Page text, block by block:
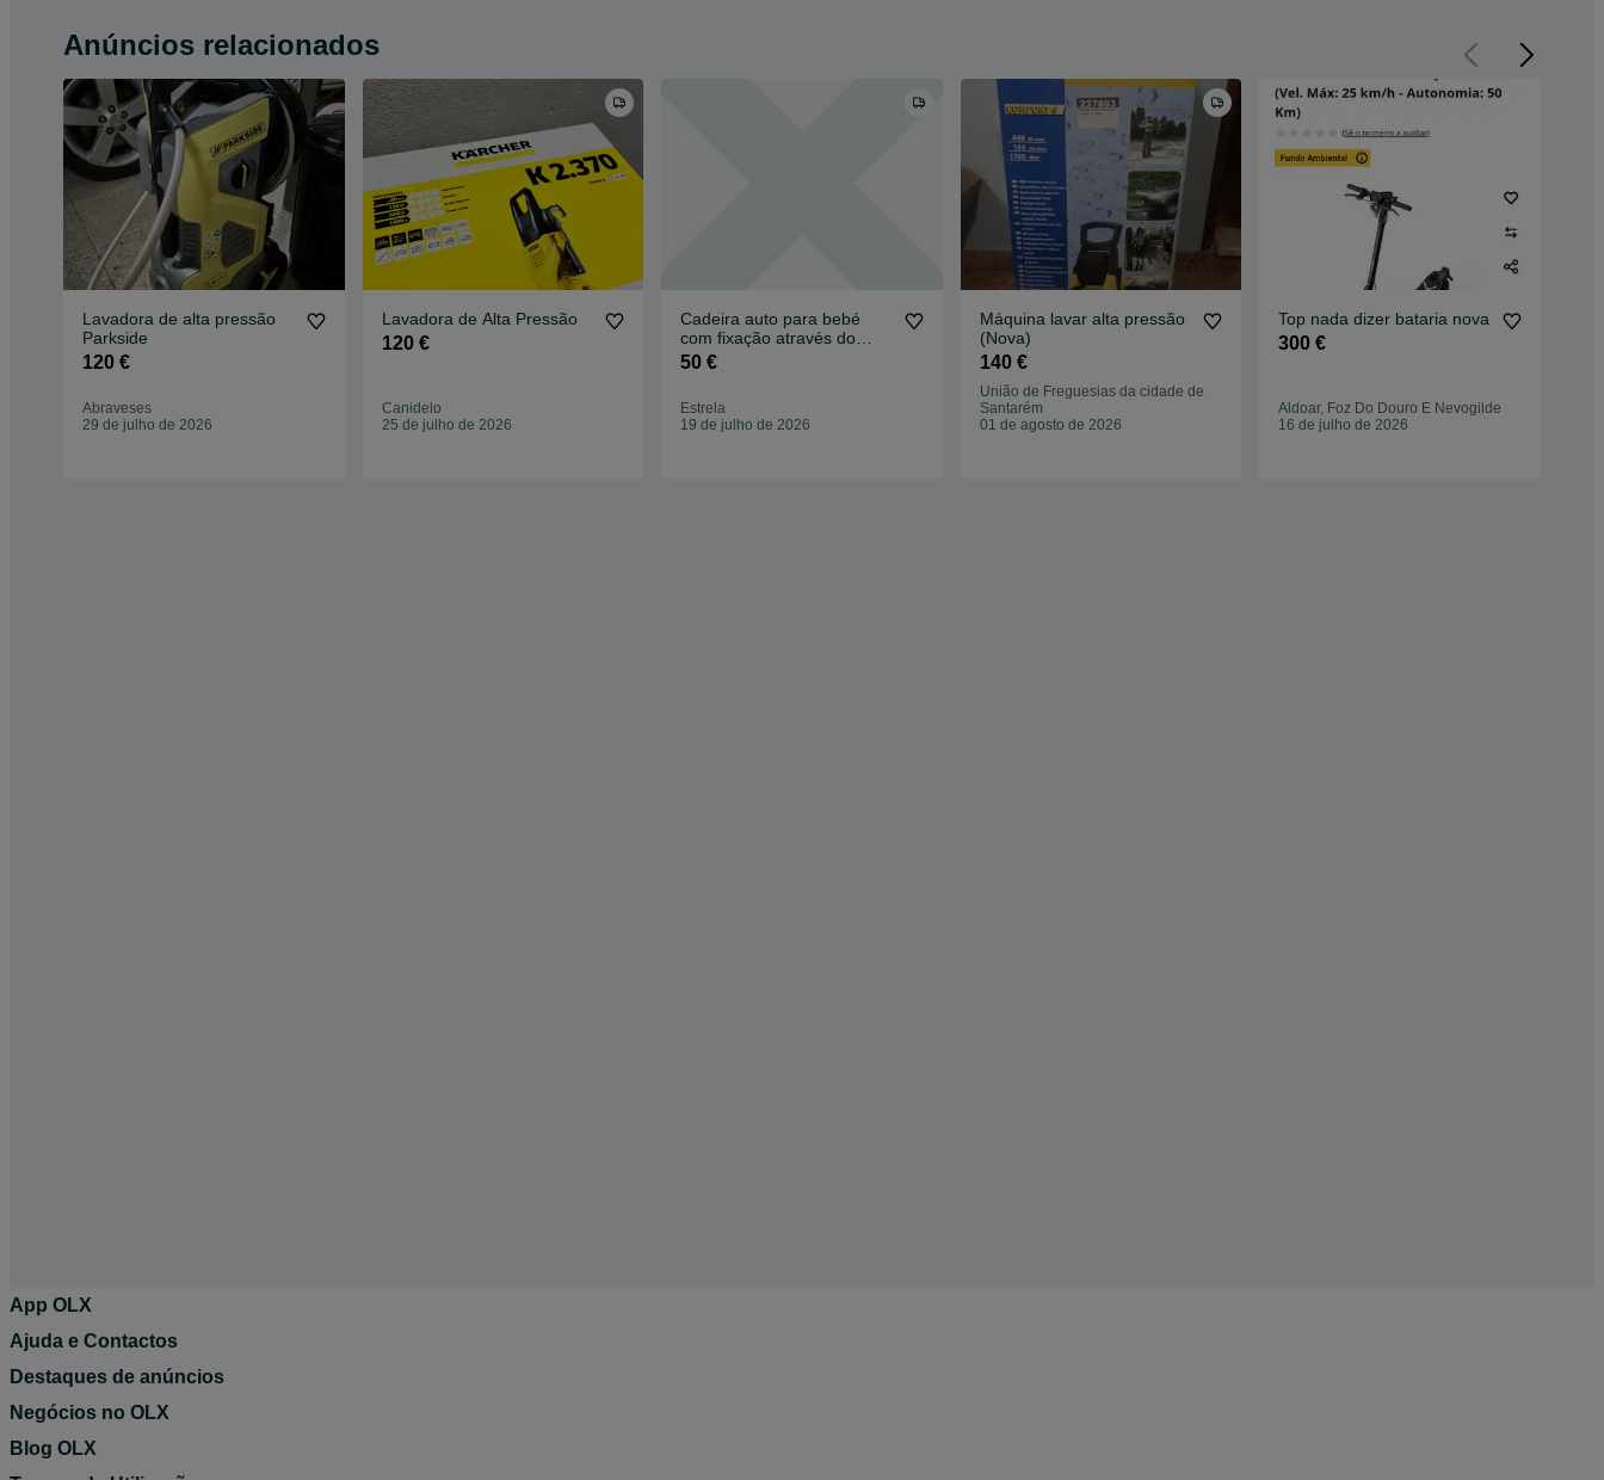
Anúncios relacionados
Lavadora de alta pressão
Parkside
120 €
Abraveses
29 de julho de 2026
Lavadora de Alta Pressão
120 €
Canidelo
25 de julho de 2026
Cadeira auto para bebé
com fixação através do
cinto do carro
50 €
Estrela
19 de julho de 2026
Máquina lavar alta pressão
(Nova)
140 €
União de Freguesias da cidade de
Santarém
01 de agosto de 2026
Top nada dizer bataria nova
300 €
Aldoar, Foz Do Douro E Nevogilde
16 de julho de 2026
App OLX
Ajuda e Contactos
Destaques de anúncios
Negócios no OLX
Blog OLX